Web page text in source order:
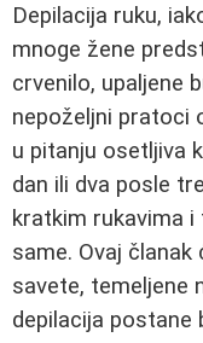
Depilacija ruku,
mnoge žene
crvenilo, upaljene
nepoželjni pratoci
u pitanju osetljiva
dan ili dva posle
kratkim rukavima
same. Ovaj
savete, temeljene
depilacija postane